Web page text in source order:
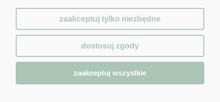
pokaż pełną wersję strony
Sklep internetowy Shoper.pl
zaakceptuj tylko niezbędne
dostosuj zgody
zaakceptuj wszystkie